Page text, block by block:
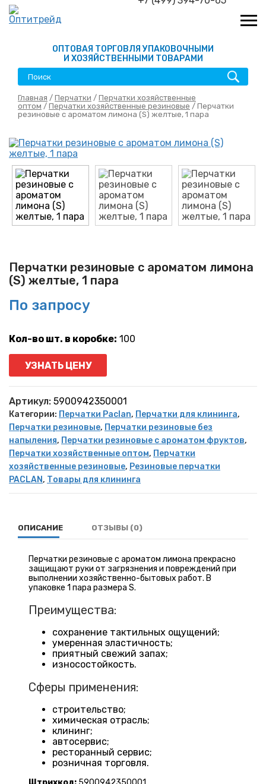
ОПТОВАЯ ТОРГОВЛЯ УПАКОВОЧНЫМИ
И ХОЗЯЙСТВЕННЫМИ ТОВАРАМИ
Главная / Перчатки / Перчатки хозяйственные
оптом / Перчатки хозяйственные резиновые / Перчатки
резиновые с ароматом лимона (S) желтые, 1 пара
Перчатки резиновые с ароматом лимона
(S) желтые, 1 пара
По запросу
Кол-во шт. в коробке: 100
УЗНАТЬ ЦЕНУ
Артикул: 5900942350001
Категории: Перчатки Paclan, Перчатки для клининга,
Перчатки резиновые, Перчатки резиновые без
напыления, Перчатки резиновые с ароматом фруктов,
Перчатки хозяйственные оптом, Перчатки
хозяйственные резиновые, Резиновые перчатки
PACLAN, Товары для клининга
ОПИСАНИЕ ОТЗЫВЫ (0)
Перчатки резиновые с ароматом лимона прекрасно
защищают руки от загрязнения и повреждений при
выполнении хозяйственно-бытовых работ. В
упаковке 1 пара размера S.
Преимущества:
сохранение тактильных ощущений;
умеренная эластичность;
приятный свежий запах;
износостойкость.
Сферы применения:
строительство;
химическая отрасль;
клининг;
автосервис;
ресторанный сервис;
розничная торговля.